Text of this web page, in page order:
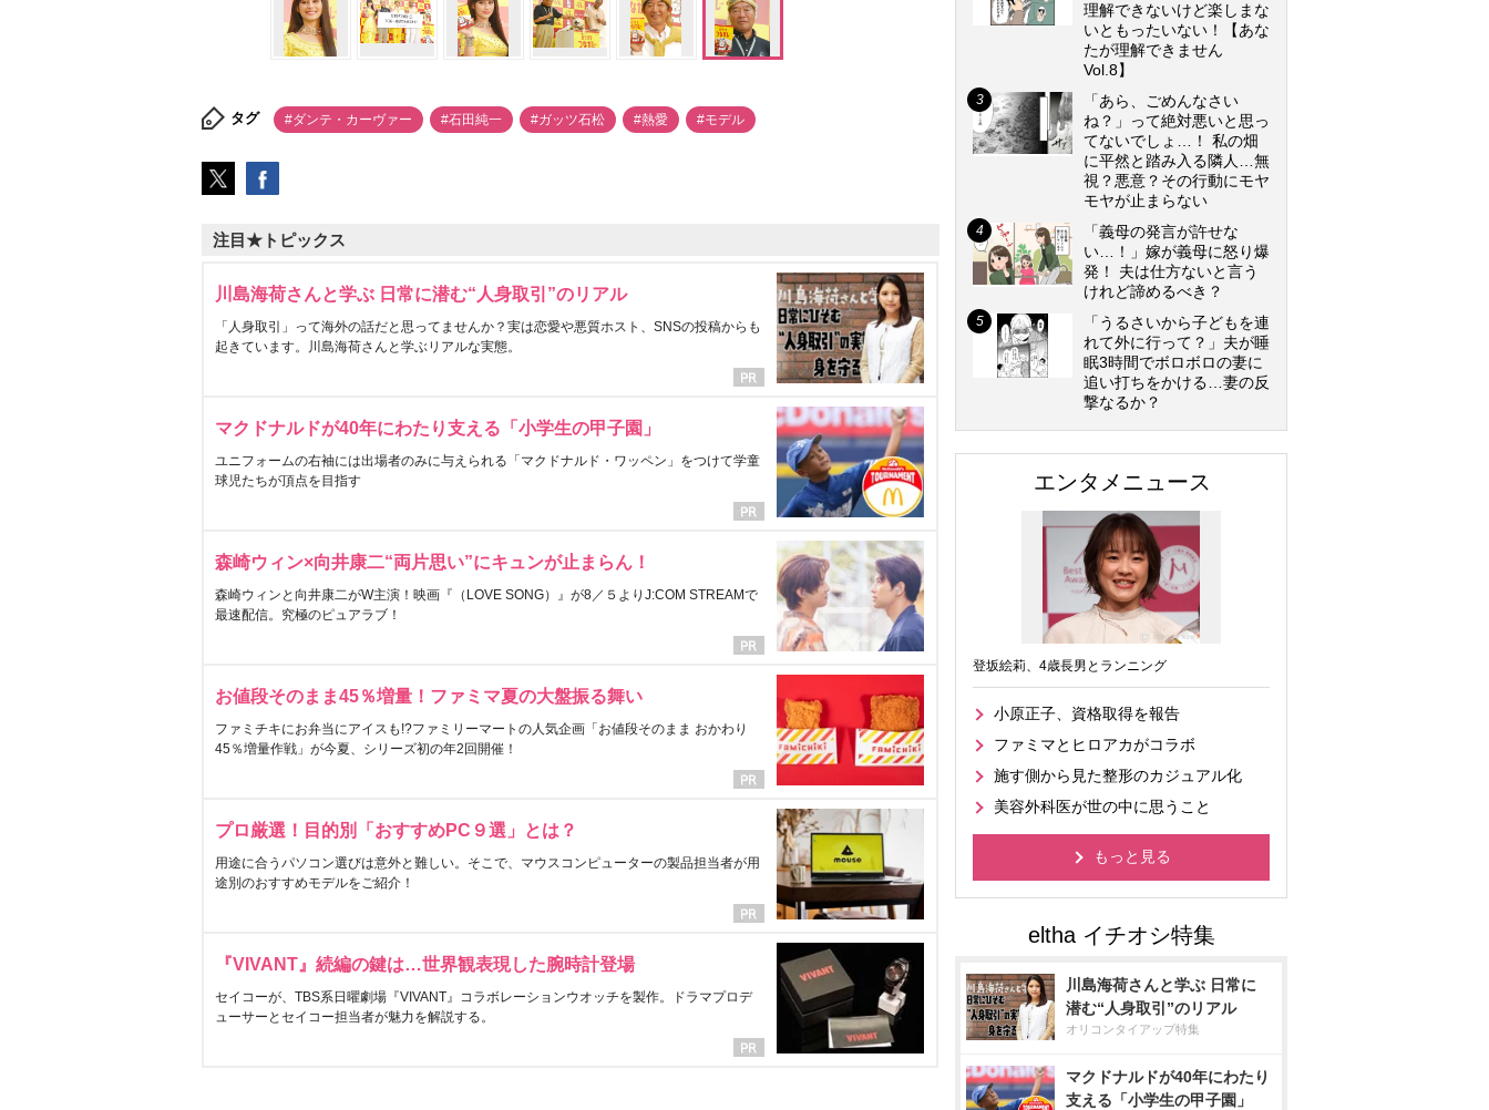
タグ #ダンテ・カーヴァー #石田純一 #ガッツ石松 #熱愛 #モデル
注目★トピックス
川島海荷さんと学ぶ 日常に潜む“人身取引”のリアル
「人身取引」って海外の話だと思ってませんか？実は恋愛や悪質ホスト、SNSの投稿からも
起きています。川島海荷さんと学ぶリアルな実態。
マクドナルドが40年にわたり支える「小学生の甲子園」
ユニフォームの右袖には出場者のみに与えられる「マクドナルド・ワッペン」をつけて学童
球児たちが頂点を目指す
森崎ウィン×向井康二“両片思い”にキュンが止まらん！
森崎ウィンと向井康二がW主演！映画『（LOVE SONG）』が8／５よりJ:COM STREAMで
最速配信。究極のピュアラブ！
お値段そのまま45％増量！ファミマ夏の大盤振る舞い
ファミチキにお弁当にアイスも!?ファミリーマートの人気企画「お値段そのまま おかわり
45％増量作戦」が今夏、シリーズ初の年2回開催！
プロ厳選！目的別「おすすめPC９選」とは？
用途に合うパソコン選びは意外と難しい。そこで、マウスコンピューターの製品担当者が用
途別のおすすめモデルをご紹介！
『VIVANT』続編の鍵は…世界観表現した腕時計登場
セイコーが、TBS系日曜劇場『VIVANT』コラボレーションウオッチを製作。ドラマプロデ
ューサーとセイコー担当者が魅力を解説する。
理解できないけど楽しまな
いともったいない！【あな
たが理解できません
Vol.8】
「あら、ごめんなさい
ね？」って絶対悪いと思っ
てないでしょ…！ 私の畑
に平然と踏み入る隣人…無
視？悪意？その行動にモヤ
モヤが止まらない
「義母の発言が許せな
い…！」嫁が義母に怒り爆
発！ 夫は仕方ないと言う
けれど諦めるべき？
「うるさいから子どもを連
れて外に行って？」夫が睡
眠3時間でボロボロの妻に
追い打ちをかける…妻の反
撃なるか？
エンタメニュース
登坂絵莉、4歳長男とランニング
小原正子、資格取得を報告
ファミマとヒロアカがコラボ
施す側から見た整形のカジュアル化
美容外科医が世の中に思うこと
もっと見る
川島海荷さんと学ぶ 日常に
潜む“人身取引”のリアル
オリコンタイアップ特集
マクドナルドが40年にわたり
支える「小学生の甲子園」